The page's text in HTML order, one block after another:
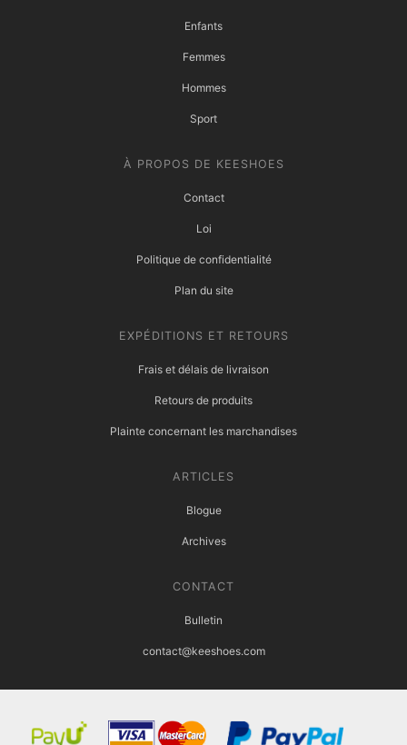
Enfants
Femmes
Hommes
Sport
À PROPOS DE KEESHOES
Contact
Loi
Politique de confidentialité
Plan du site
EXPÉDITIONS ET RETOURS
Frais et délais de livraison
Retours de produits
Plainte concernant les marchandises
ARTICLES
Blogue
Archives
CONTACT
Bulletin
contact@keeshoes.com